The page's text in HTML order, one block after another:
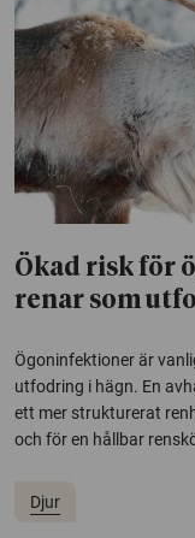
Ökad risk för
renar som
Ögoninfektioner är
utfodring i hägn. En
ett mer strukturerat
och för en hållbar
Djur